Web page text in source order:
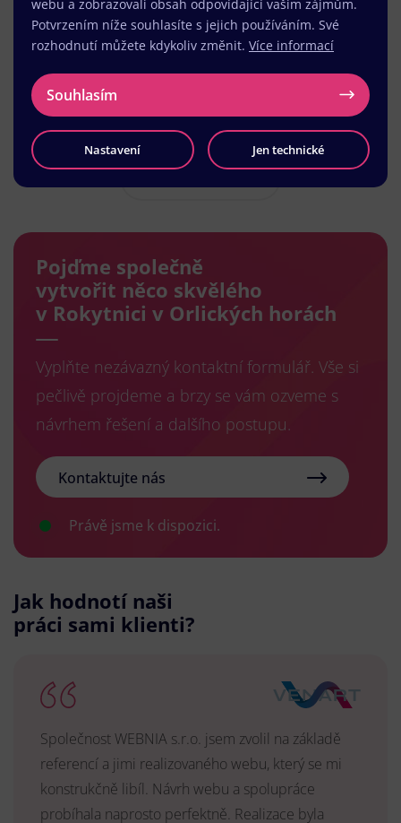
Pojďme společně
vytvořit něco skvělého
v Rokytnici v Orlických horách
Vyplňte nezávazný kontaktní formulář. Vše si
pečlivě projdeme a brzy se vám ozveme s
návrhem řešení a dalšího postupu.
Kontaktujte nás
Právě jsme k dispozici.
Jak hodnotí naši
práci sami klienti?
Společnost WEBNIA s.r.o. jsem zvolil na základě
referencí a jimi realizovaného webu, který se mi
konstrukčně libíl. Návrh webu a spolupráce
probíhala naprosto perfektně. Realizace byla
webu a zobrazovali obsah odpovídající vašim zájmům.
Potvrzením níže souhlasíte s jejich používáním. Své
rozhodnutí můžete kdykoliv změnit. Více informací
Souhlasím
Nastavení Jen technické